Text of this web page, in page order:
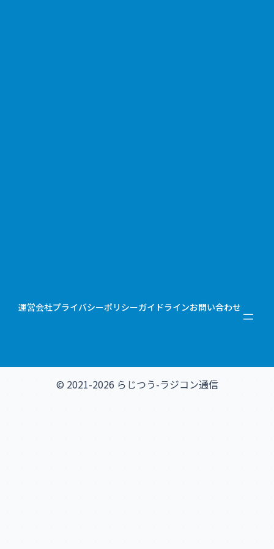
運営会社プライバシーポリシーガイドラインお問い合わせ
© 2021-2026 らじつう-ラジコン通信